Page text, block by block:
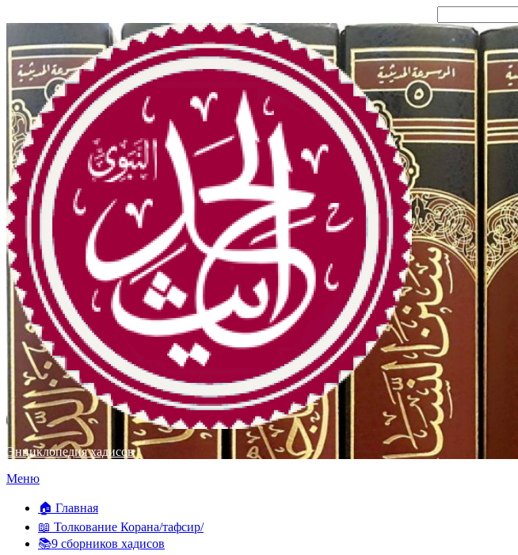
Энциклопедия хадисов
Перейти
содержимому
Меню
🏠 Главная
📖 Толкование Корана/тафсир/
📚9 сборников хадисов